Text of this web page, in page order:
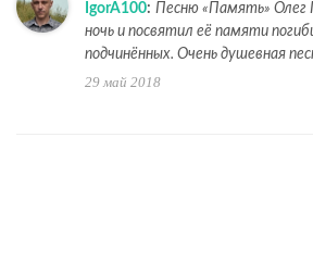
IgorA100: Песню «Память» Олег
ночь и посвятил её памяти
подчинённых. Очень душевная
29 май 2018